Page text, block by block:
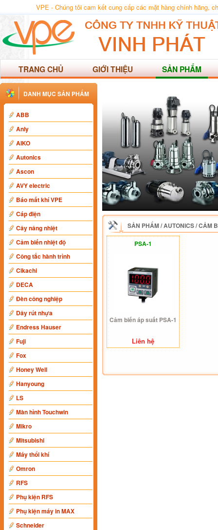
VPE - Chúng tôi cam kết cung cấp các mặt hàng chính hãng,
TRANG CHỦ GIỚI THIỆU SẢN PHẨM
DANH MỤC SẢN PHẨM
ABB
Anly
AIKO
Autonics
Ascon
AVY electric
Báo mất khí VPE
Cáp điện
Cây nâng nhiệt
Cảm biến nhiệt độ
Công tắc hành trình
Cikachi
DECA
Đèn công nghiệp
Dây rút nhựa
Endress Hauser
Fuji
Fox
Honey Well
Hanyoung
LS
Màn hình Touchwin
Mikro
Mitsubishi
Máy thổi khí
Omron
RFS
Phụ kiện RFS
Phụ kiện máy in MAX
Schneider
SẢN PHẨM/AUTONICS/CẢM
PSA-1
Cảm biến áp suất PSA-1
Liên hệ